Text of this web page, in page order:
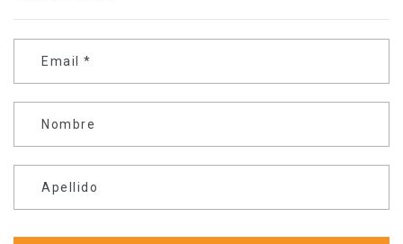
Email *
Nombre
Apellido